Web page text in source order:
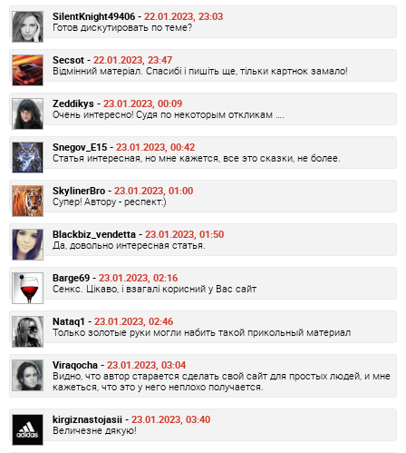
SilentKnight49406 - 22.01.2023, 23:03
Готов дискутировать по теме?
Secsot - 22.01.2023, 23:47
Відмінний матеріал. Спасибі і пишіть ще, тільки картнок замало!
Zeddikys - 23.01.2023, 00:09
Очень интересно! Судя по некоторым откликам ….
Snegov_E15 - 23.01.2023, 00:42
Статья интересная, но мне кажется, все это сказки, не более.
SkylinerBro - 23.01.2023, 01:00
Супер! Автору - респект:)
Blackbiz_vendetta - 23.01.2023, 01:50
Да, довольно интересная статья.
Barge69 - 23.01.2023, 02:16
Сенкс. Цікаво, і взагалі корисний у Вас сайт
Nataq1 - 23.01.2023, 02:46
Только золотые руки могли набить такой прикольный материал
Viraqocha - 23.01.2023, 03:04
Видно, что автор старается сделать свой сайт для простых людей, и мне
кажеться, что это у него неплохо получается.
kirgiznastojasii - 23.01.2023, 03:40
Величезне дякую!